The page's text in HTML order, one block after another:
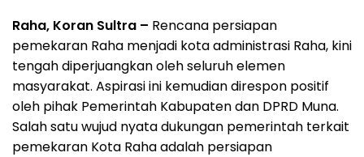
Raha, Koran Sultra – Rencana persiapan
pemekaran Raha menjadi kota administrasi Raha, kini
tengah diperjuangkan oleh seluruh elemen
masyarakat. Aspirasi ini kemudian direspon positif
oleh pihak Pemerintah Kabupaten dan DPRD Muna.
Salah satu wujud nyata dukungan pemerintah terkait
pemekaran Kota Raha adalah persiapan